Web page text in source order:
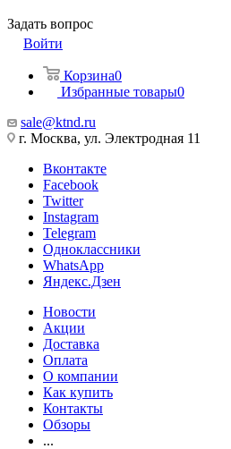
Задать вопрос
Войти
Корзина0
Избранные товары0
sale@ktnd.ru
г. Москва, ул. Электродная 11
Вконтакте
Facebook
Twitter
Instagram
Telegram
Одноклассники
WhatsApp
Яндекс.Дзен
Новости
Акции
Доставка
Оплата
О компании
Как купить
Контакты
Обзоры
...